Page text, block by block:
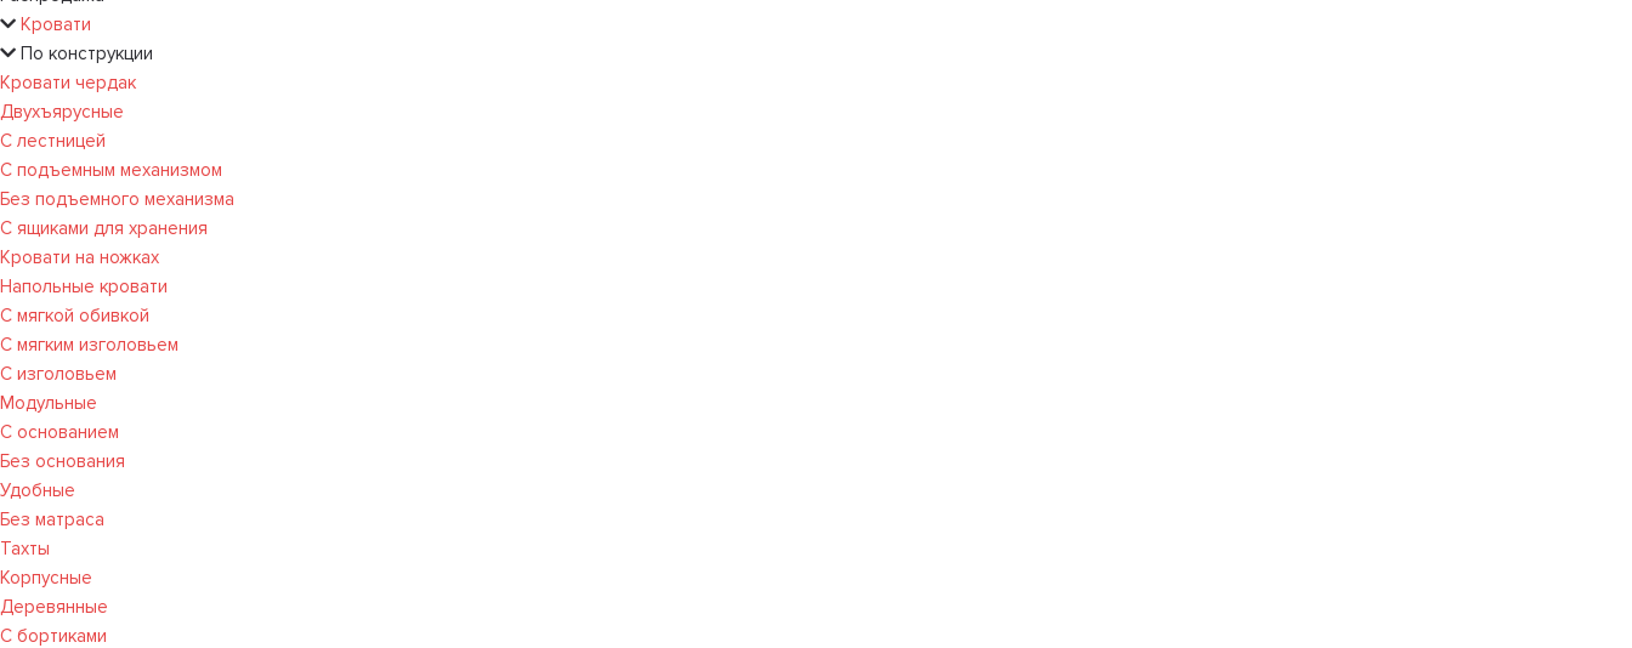
Кровати
По конструкции
Кровати чердак
Двухъярусные
С лестницей
С подъемным механизмом
Без подъемного механизма
С ящиками для хранения
Кровати на ножках
Напольные кровати
С мягкой обивкой
С мягким изголовьем
С изголовьем
Модульные
С основанием
Без основания
Удобные
Без матраса
Тахты
Корпусные
Деревянные
С бортиками